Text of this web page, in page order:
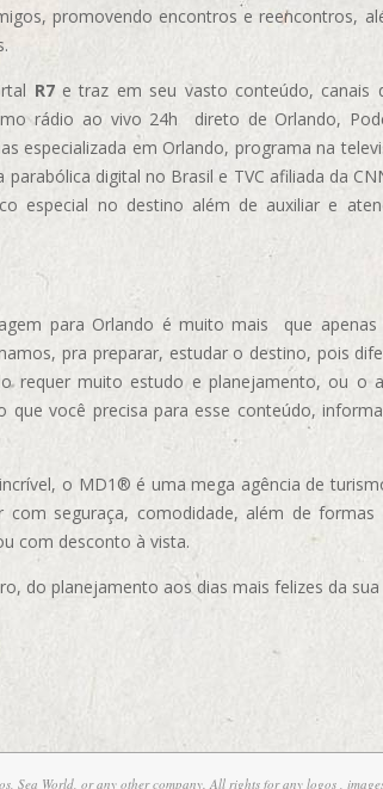
promovendo encontros e reencontros,
R7e traz em seu vasto conteúdo, canais
rádio ao vivo 24h direto de Orlando,
especializada em Orlando, programa na
parabólica digital no Brasil e TVC afiliada da
especial no destino além de auxiliar e
para Orlando é muito mais que apenas
pra preparar, estudar o destino, pois
requer muito estudo e planejamento, ou o
que você precisa para esse conteúdo,
o MD1® é uma mega agência de
seguraça, comodidade, além de formas
com desconto à vista.
do planejamento aos dias mais felizes da sua
Sea World, or any other company. All rights for any logos ,